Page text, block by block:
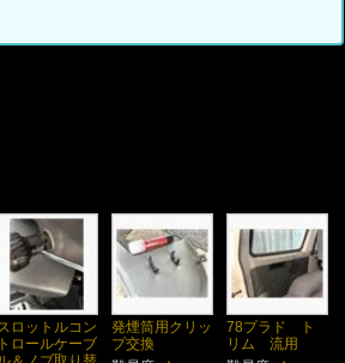
ロットルコン
トロールケーブ
発煙筒用クリッ
プ交換
78プラド ト
リム 流用